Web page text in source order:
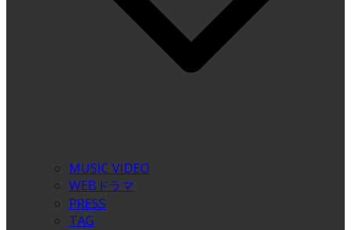
MUSIC VIDEO
WEBドラマ
PRESS
TAG